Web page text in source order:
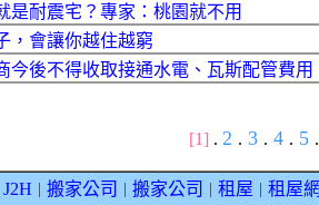
是耐震宅？專家：桃園就不用
，會讓你越住越窮
今後不得收取接通水電、瓦斯配管費用
[1] . 2 . 3 . 4 . 5 .
J2H 搬家公司 搬家公司 租屋
租屋